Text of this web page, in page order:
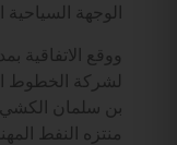
الوجهة
ووقع الاتفاقية
لشركة الخطوط
بن سلمان
منتزه النفط